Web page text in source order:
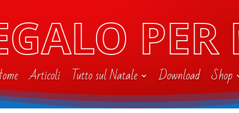
PER
Articoli Tutto sul Natale Download Shop